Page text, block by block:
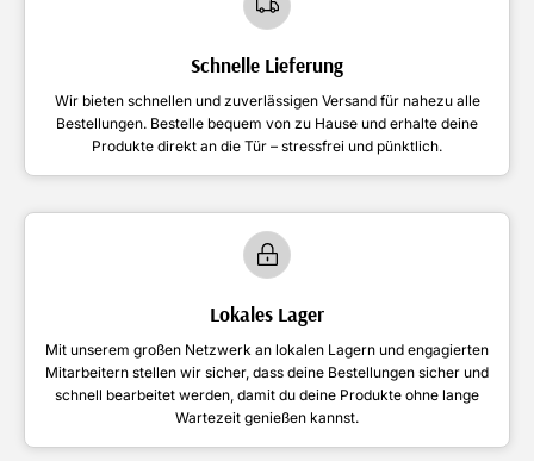
Schnelle Lieferung
Wir bieten schnellen und zuverlässigen Versand für nahezu alle
Bestellungen. Bestelle bequem von zu Hause und erhalte deine
Produkte direkt an die Tür – stressfrei und pünktlich.
Lokales Lager
Mit unserem großen Netzwerk an lokalen Lagern und engagierten
Mitarbeitern stellen wir sicher, dass deine Bestellungen sicher und
schnell bearbeitet werden, damit du deine Produkte ohne lange
Wartezeit genießen kannst.